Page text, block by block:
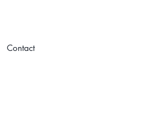
Contact